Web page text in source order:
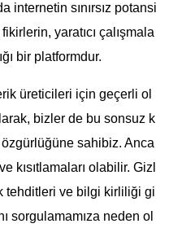
internetin sınırsız potansi
yaratıcı çalışmala
bir platformdur.
üreticileri için geçerli ol
bizler de bu sonsuz k
sahibiz. Anca
kısıtlamaları olabilir. Gizl
tehditleri ve bilgi kirliliği gi
sorgulamamıza neden ol